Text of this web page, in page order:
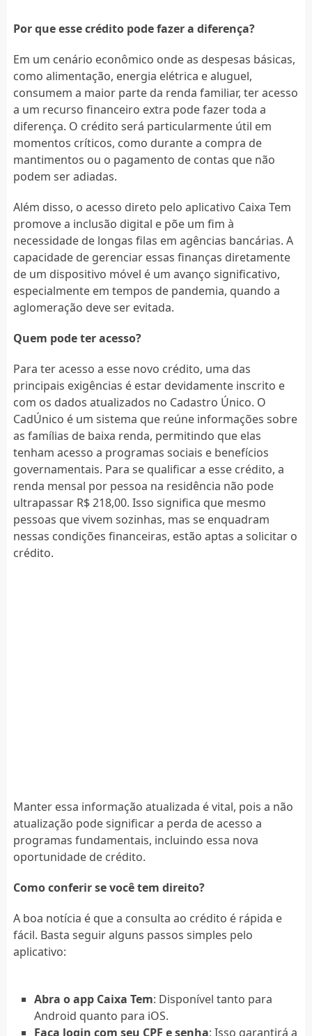
Por que esse crédito pode fazer a diferença?
Em um cenário econômico onde as despesas básicas,
como alimentação, energia elétrica e aluguel,
consumem a maior parte da renda familiar, ter acesso
a um recurso financeiro extra pode fazer toda a
diferença. O crédito será particularmente útil em
momentos críticos, como durante a compra de
mantimentos ou o pagamento de contas que não
podem ser adiadas.
Além disso, o acesso direto pelo aplicativo Caixa Tem
promove a inclusão digital e põe um fim à
necessidade de longas filas em agências bancárias. A
capacidade de gerenciar essas finanças diretamente
de um dispositivo móvel é um avanço significativo,
especialmente em tempos de pandemia, quando a
aglomeração deve ser evitada.
Quem pode ter acesso?
Para ter acesso a esse novo crédito, uma das
principais exigências é estar devidamente inscrito e
com os dados atualizados no Cadastro Único. O
CadÚnico é um sistema que reúne informações sobre
as famílias de baixa renda, permitindo que elas
tenham acesso a programas sociais e benefícios
governamentais. Para se qualificar a esse crédito, a
renda mensal por pessoa na residência não pode
ultrapassar R$ 218,00. Isso significa que mesmo
pessoas que vivem sozinhas, mas se enquadram
nessas condições financeiras, estão aptas a solicitar o
crédito.
Manter essa informação atualizada é vital, pois a não
atualização pode significar a perda de acesso a
programas fundamentais, incluindo essa nova
oportunidade de crédito.
Como conferir se você tem direito?
A boa notícia é que a consulta ao crédito é rápida e
fácil. Basta seguir alguns passos simples pelo
aplicativo:
Abra o app Caixa Tem: Disponível tanto para
Android quanto para iOS.
Faça login com seu CPF e senha: Isso garantirá a